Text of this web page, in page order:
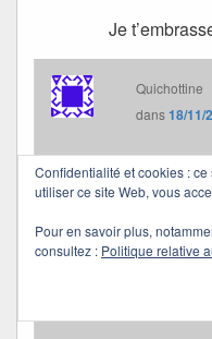
Je
Quichottine
dans18/11/
De petites lumières
c’était si joli !
Qu’ajouter à tes
partage ?
Je t’embrasse,
Confidentialité et cookies :
utiliser ce site Web, vous
Pour en savoir plus,
consultez : Politique relative